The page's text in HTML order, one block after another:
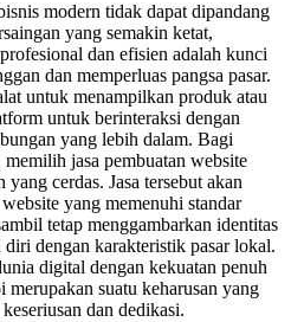
modern tidak dapat dipandang
yang semakin ketat,
dan efisien adalah kunci
dan memperluas pangsa pasar.
untuk menampilkan produk atau
untuk berinteraksi dengan
yang lebih dalam. Bagi
jasa pembuatan website
cerdas. Jasa tersebut akan
yang memenuhi standar
tetap menggambarkan identitas
dengan karakteristik pasar lokal.
digital dengan kekuatan penuh
suatu keharusan yang
dan dedikasi.